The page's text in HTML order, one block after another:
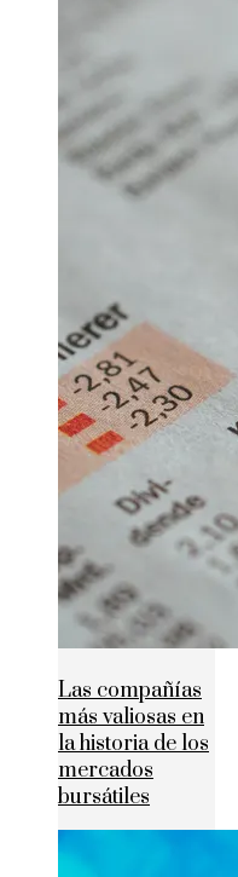
Las compañías
más valiosas en
la historia de los
mercados
bursátiles